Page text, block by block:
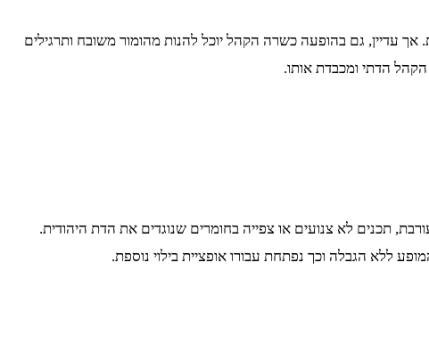
אך עדיין, גם בהופעה כשרה הקהל יוכל להנות מהומור משובח ותרגילים
הדתי ומכבדת אותו.
תכנים לא צנועים או צפייה בחומרים שנוגדים את הדת היהודית.
ללא הגבלה וכך נפתחת עבורו אופציית בילוי נוספת.